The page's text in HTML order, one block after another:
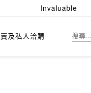
Invaluable
及私人洽購